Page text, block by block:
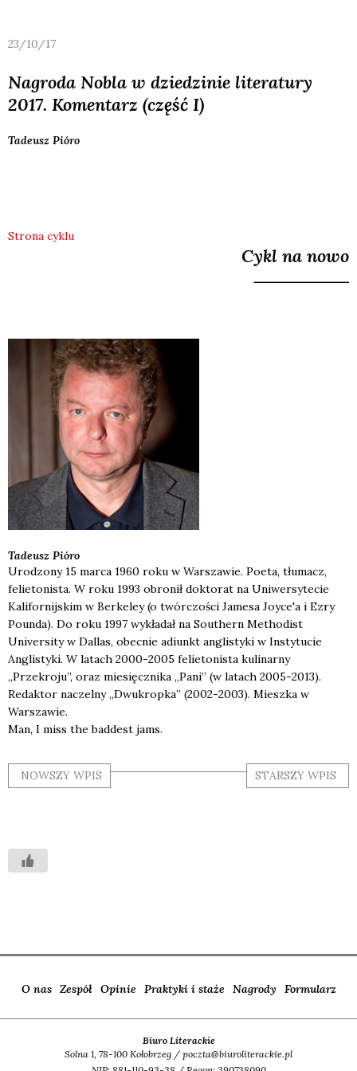
23/10/17
Nagroda Nobla w dziedzinie literatury
2017. Komentarz (część I)
Tadeusz Pióro
Strona cyklu
Cykl na nowo
Tadeusz Pióro
Urodzony 15 marca 1960 roku w Warszawie. Poeta, tłumacz,
felietonista. W roku 1993 obronił doktorat na Uniwersytecie
Kalifornijskim w Berkeley (o twórczości Jamesa Joyce'a i Ezry
Pounda). Do roku 1997 wykładał na Southern Methodist
University w Dallas, obecnie adiunkt anglistyki w Instytucie
Anglistyki. W latach 2000-2005 felietonista kulinarny
„Przekroju”, oraz miesięcznika „Pani” (w latach 2005-2013).
Redaktor naczelny „Dwukropka” (2002-2003). Mieszka w
Warszawie.
Man, I miss the bad­dest jams.
NOWSZY WPIS STARSZY WPIS
O nas Zespół Opinie Praktyki i staże Nagrody Formularz
Biuro Literackie
Solna 1, 78-100 Kołobrzeg / poczta@biuroliterackie.pl